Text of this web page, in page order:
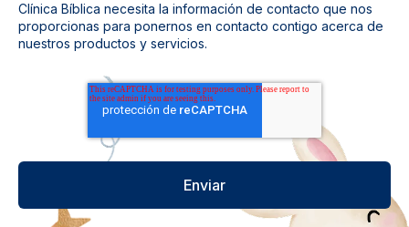
Clínica Bíblica necesita la información de contacto que nos
proporcionas para ponernos en contacto contigo acerca de
nuestros productos y servicios.